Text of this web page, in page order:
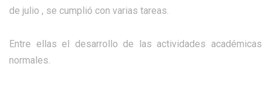
de julio , se cumplió con varias tareas.
Entre ellas el desarrollo de las actividades académicas
normales.